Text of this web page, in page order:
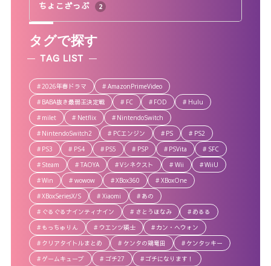
ちょこざっぷ 2
タグで探す
TAG LIST
2026年春ドラマ
AmazonPrimeVideo
BABA抜き最弱王決定戦
FC FOD
Hulu
milet
Netflix
NintendoSwitch
NintendoSwitch2
PCエンジン PS
PS2
PS3
PS4 PS5 PSP PSVita
SFC
Steam
TAOYA Vシネクスト Wii
WiiU
Win
wowow XBox360
XBoxOne
XBoxSeriesX/S
Xiaomi
あの
ぐるぐるナインティナイン
さとうほなみ
めるる
もっちゅりん
ウエンツ瑛士
カン・ヘウォン
クリアタイトルまとめ
ケンタの鶏竜田
ケンタッキー
ゲームキューブ
ゴチ27
ゴチになります！